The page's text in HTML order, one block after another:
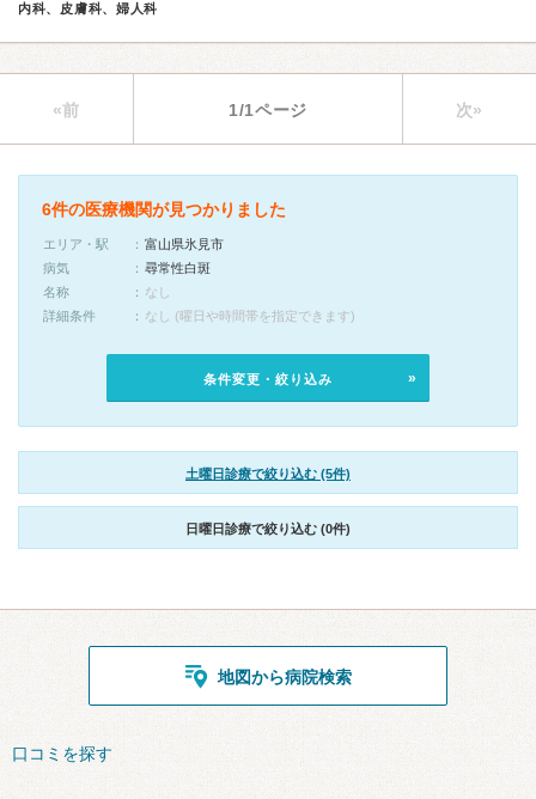
内科、皮膚科、婦人科
«前 1/1ページ 次»
6件の医療機関が見つかりました
エリア・駅
富山県氷見市
病気
尋常性白斑
名称
なし
詳細条件
なし (曜日や時間帯を指定できます)
条件変更・絞り込み
土曜日診療で絞り込む (5件)
日曜日診療で絞り込む (0件)
地図から病院検索
口コミを探す